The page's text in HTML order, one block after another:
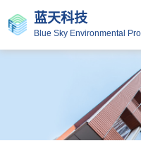
蓝天科技
Blue Sky Environmental